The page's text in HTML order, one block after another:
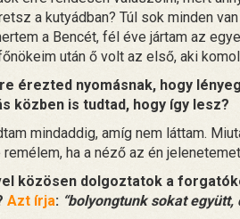
a kutyádban? Túl sok minden
a Bencét, fél éve jártam az
után ő volt az első, aki
érezted nyomásnak, hogy
közben is tudtad, hogy így lesz?
mindaddig, amíg nem láttam.
remélem, ha a néző az én
közösen dolgoztatok a
Azt írja: “bolyongtunk sokat